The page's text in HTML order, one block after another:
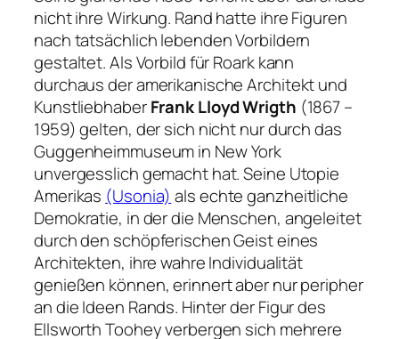
nicht ihre Wirkung. Rand hatte ihre Figuren
nach tatsächlich lebenden Vorbildern
gestaltet. Als Vorbild für Roark kann
durchaus der amerikanische Architekt und
KunstliebhaberFrank Lloyd Wrigth (1867 –
1959) gelten, der sich nicht nur durch das
Guggenheimmuseum in New York
unvergesslich gemacht hat. Seine Utopie
Amerikas (Usonia) als echte ganzheitliche
Demokratie, in der die Menschen, angeleitet
durch den schöpferischen Geist eines
Architekten, ihre wahre Individualität
genießen können, erinnert aber nur peripher
an die Ideen Rands. Hinter der Figur des
Ellsworth Toohey verbergen sich mehrere